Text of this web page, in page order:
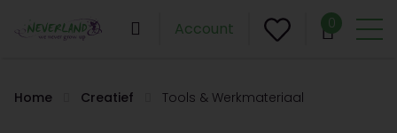
Account 0
Home Creatief Tools & Werkmateriaal